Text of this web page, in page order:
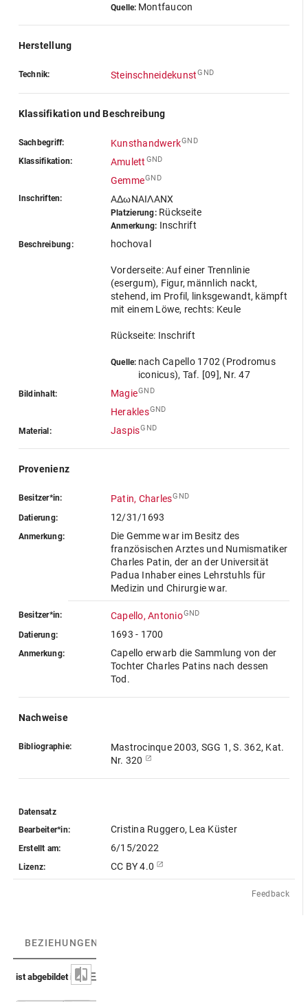
Quelle: Montfaucon
Herstellung
Technik: SteinschneidekunstGND
Klassifikation und Beschreibung
Sachbegriff: KunsthandwerkGND
Klassifikation: Amulett GND
GemmeGND
Inschriften: AΔωNAIΛANX
Platzierung:Rückseite
Anmerkung: Inschrift
Beschreibung: hochoval
Vorderseite: Auf einer Trennlinie
(esergum), Figur, männlich nackt,
stehend, im Profil, linksgewandt, kämpft
mit einem Löwe, rechts: Keule
Rückseite: Inschrift
Quelle: nach Capello 1702 (Prodromus
iconicus), Taf. [09], Nr. 47
Bildinhalt: MagieGND
HeraklesGND
Material: JaspisGND
Provenienz
Besitzer*in: Patin, CharlesGND
Datierung: 12/31/1693
Anmerkung:
Die Gemme war im Besitz des
französischen Arztes und Numismatiker
Charles Patin, der an der Universität
Padua Inhaber eines Lehrstuhls für
Medizin und Chirurgie war.
Besitzer*in: Capello, AntonioGND
Datierung: 1693 - 1700
Anmerkung:
Capello erwarb die Sammlung von der
Tochter Charles Patins nach dessen
Tod.
Nachweise
Bibliographie:
Mastrocinque 2003, SGG 1, S. 362, Kat.
Nr. 320
Datensatz
Bearbeiter*in:
Cristina Ruggero, Lea Küster
Erstellt am: 6/15/2022
Lizenz: CC BY 4.0
Feedback
BEZIEHUNGEN
ist abgebildet in